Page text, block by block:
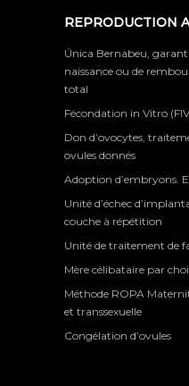
REPRODUCTION
Única Bernabeu,
naissance ou de
total
Fécondation in Vitro
Don d’ovocytes,
ovules donnés
Adoption d’embryons.
Unité d’échec
couche à répétition
Unité de traitement de
Mère célibataire par
Méthode ROPA
et transsexuelle
Congélation d’ovules